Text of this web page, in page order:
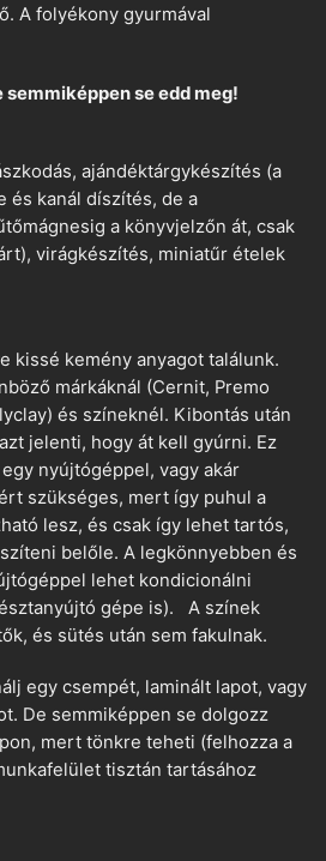
A folyékony gyurmával
se edd meg!
ajándéktárgykészítés (a
és kanál díszítés, de a
a könyvjelzőn át, csak
virágkészítés, miniatűr ételek
kissé kemény anyagot találunk.
márkáknál (Cernit, Premo
és színeknél. Kibontás után
jelenti, hogy át kell gyúrni. Ez
nyújtógéppel, vagy akár
szükséges, mert így puhul a
lesz, és csak így lehet tartós,
belőle. A legkönnyebben és
lehet kondicionálni
gépe is). A színek
és sütés után sem fakulnak.
egy csempét, laminált lapot, vagy
De semmiképpen se dolgozz
mert tönkre teheti (felhozza a
tisztán tartásához